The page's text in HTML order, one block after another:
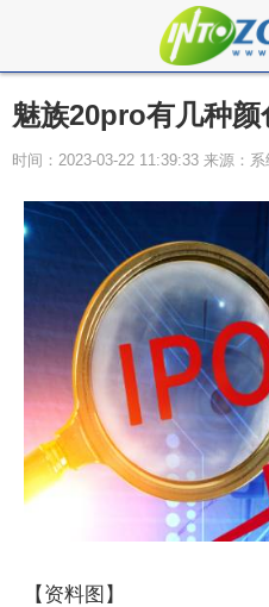
魅族20pro有几种
时间：2023-03-22 11:39:33 来源：系
【资料图】